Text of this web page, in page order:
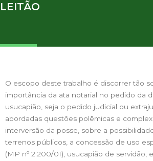
LEITÃO
O escopo deste trabalho é discorrer tão
importância da ata notarial no pedido da
usucapião, seja o pedido judicial ou
abordadas questões polêmicas e
interversão da posse, sobre a
terrenos públicos, a concessão de uso
(MP nº 2.200/01), usucapião de servidão,